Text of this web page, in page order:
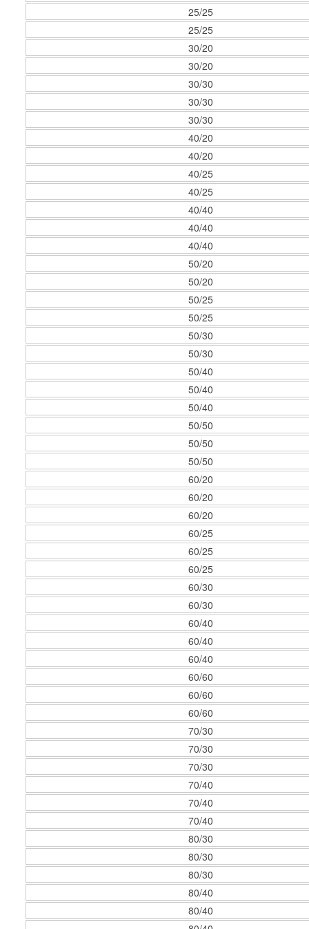
25/25
25/25
30/20
30/20
30/30
30/30
30/30
40/20
40/20
40/25
40/25
40/40
40/40
40/40
50/20
50/20
50/25
50/25
50/30
50/30
50/40
50/40
50/40
50/50
50/50
50/50
60/20
60/20
60/20
60/25
60/25
60/25
60/30
60/30
60/40
60/40
60/40
60/60
60/60
60/60
70/30
70/30
70/30
70/40
70/40
70/40
80/30
80/30
80/30
80/40
80/40